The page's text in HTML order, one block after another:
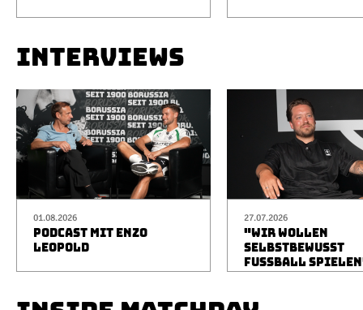
INTERVIEWS
01.08.2026
PODCAST MIT ENZO
LEOPOLD
27.07.2026
"WIR WOLLEN
SELBSTBEWUSST
FUSSBALL